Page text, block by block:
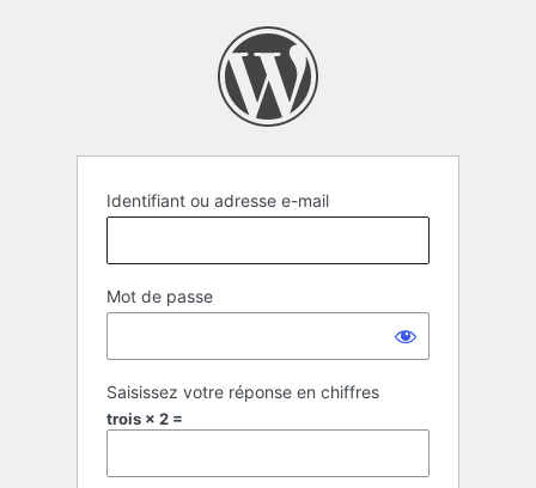
Identifiant ou adresse e-mail
Mot de passe
Saisissez votre réponse en chiffres
trois × 2 =